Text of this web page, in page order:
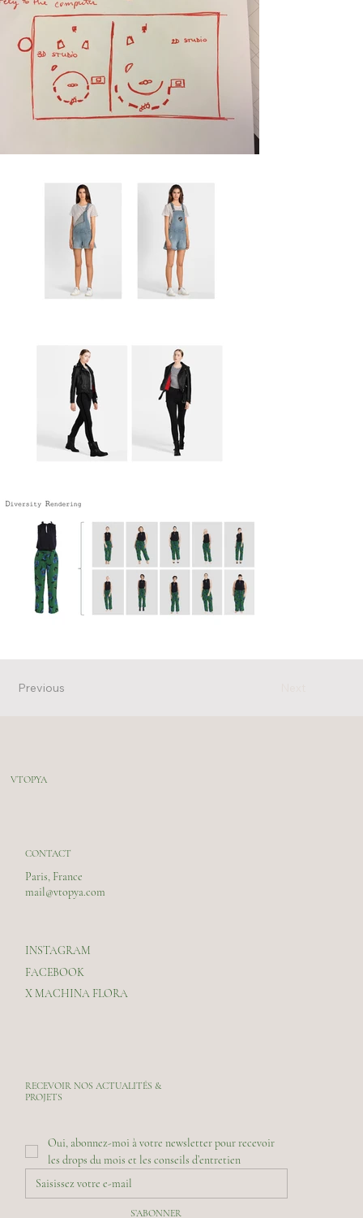
Previous
VTOPYA
CONTACT
Paris, France
mail@vtopya.com
INSTAGRAM
FACEBOOK
X MACHINA FLORA
RECEVOIR NOS ACTUALITÉS &
PROJETS
Oui, abonnez-moi à votre newsletter pour recevoir
les drops du mois et les conseils d’entretien
S’ABONNER